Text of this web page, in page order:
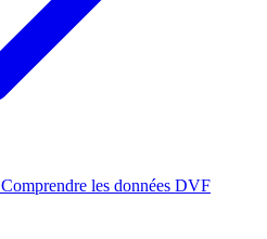
Comprendre les données DVF